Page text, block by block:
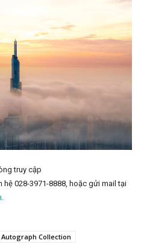
truy cập
hệ 028-3971-8888, hoặc gửi mail tại
.
Collection